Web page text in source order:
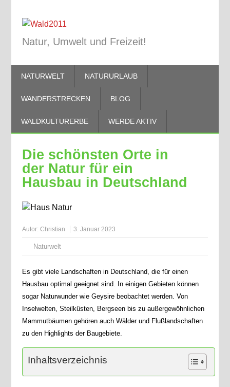
Natur, Umwelt und Freizeit!
NATURWELT NATURURLAUB
WANDERSTRECKEN BLOG
WALDKULTURERBE WERDE AKTIV
Die schönsten Orte in
der Natur für ein
Hausbau in Deutschland
Autor: Christian 3. Januar 2023
Naturwelt
Es gibt viele Landschaften in Deutschland, die für einen
Hausbau optimal geeignet sind. In einigen Gebieten können
sogar Naturwunder wie Geysire beobachtet werden. Von
Inselwelten, Steilküsten, Bergseen bis zu außergewöhnlichen
Mammutbäumen gehören auch Wälder und Flußlandschaften
zu den Highlights der Baugebiete.
Inhaltsverzeichnis